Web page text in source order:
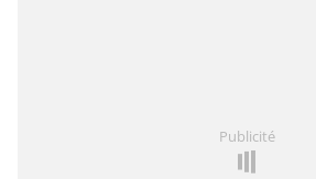
Publicité